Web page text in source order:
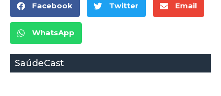
Facebook Twitter Email
WhatsApp
SaúdeCast